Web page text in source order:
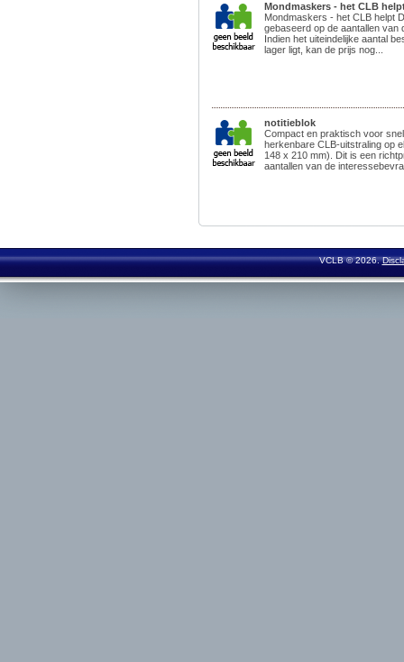
Mondmaskers - het CLB
Mondmaskers - het CLB helpt
gebaseerd op de aantallen van
Indien het uiteindelijke aantal
lager ligt, kan de prijs nog...
notitieblok
Compact en praktisch voor
herkenbare CLB-uitstraling op
148 x 210 mm). Dit is een
aantallen van de
VCLB © 2026.